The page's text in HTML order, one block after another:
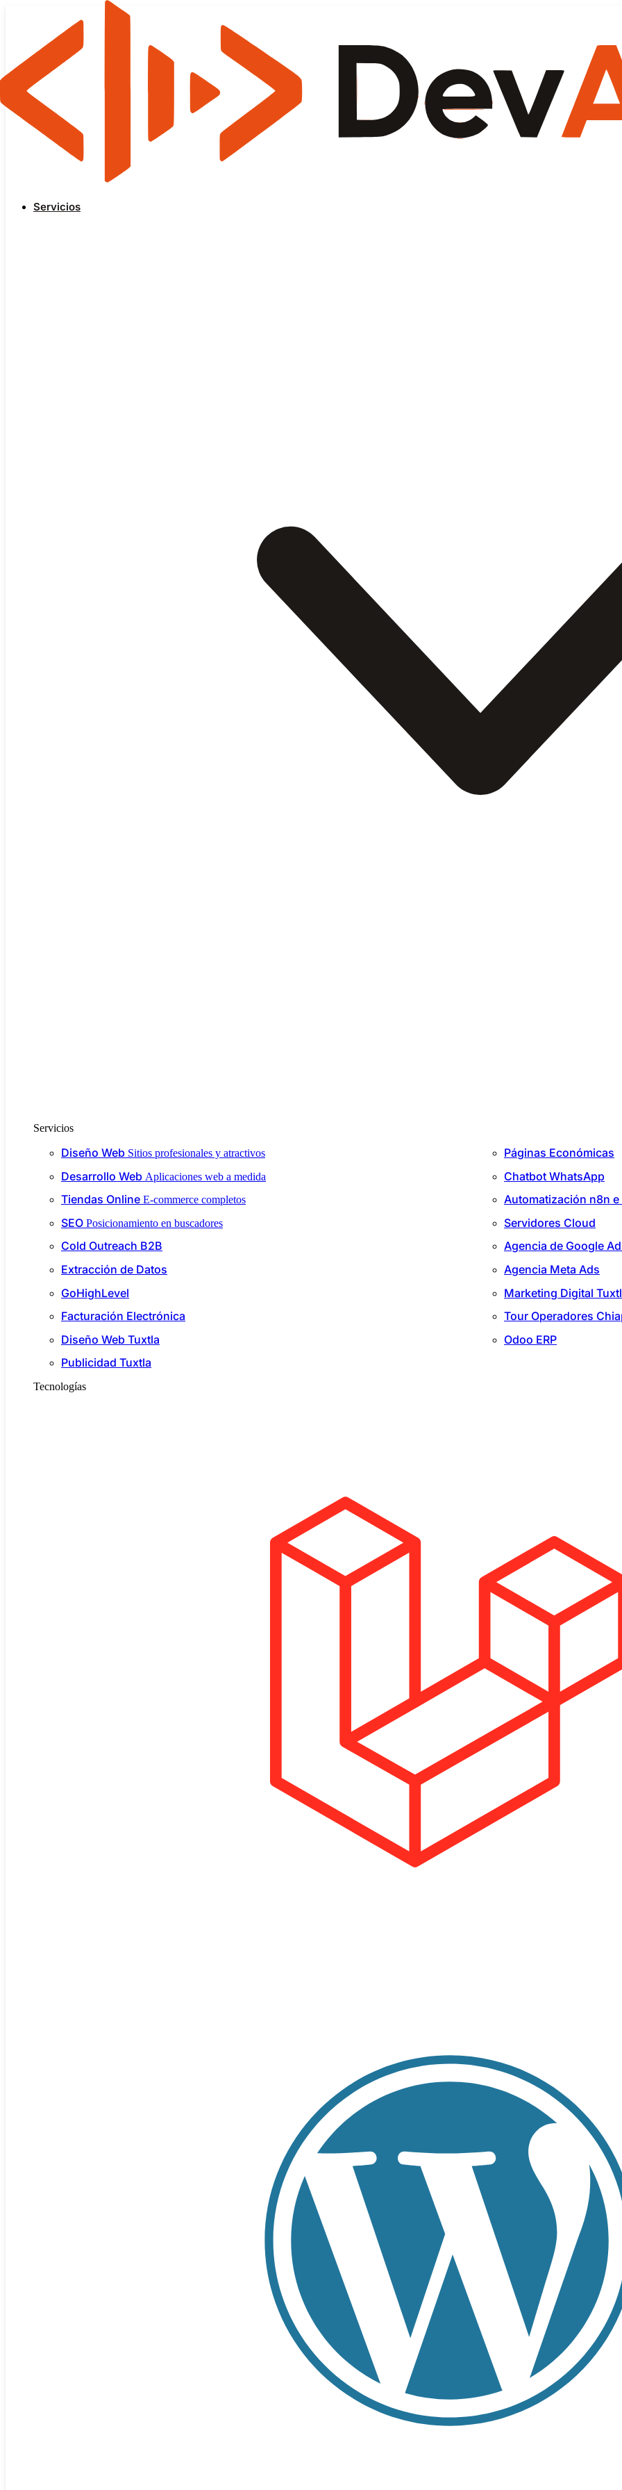
Servicios
Servicios
Diseño Web Sitios profesionales y atractivos
Desarrollo Web Aplicaciones web a medida
Tiendas Online E-commerce completos
SEO Posicionamiento en buscadores
Cold Outreach B2B
Extracción de Datos
GoHighLevel
Facturación Electrónica
Diseño Web Tuxtla
Publicidad Tuxtla
Páginas Económicas
Chatbot WhatsApp
Automatización n8n e
Servidores Cloud
Agencia de Google
Agencia Meta Ads
Marketing Digital
Tour Operadores
Odoo ERP
Tecnologías